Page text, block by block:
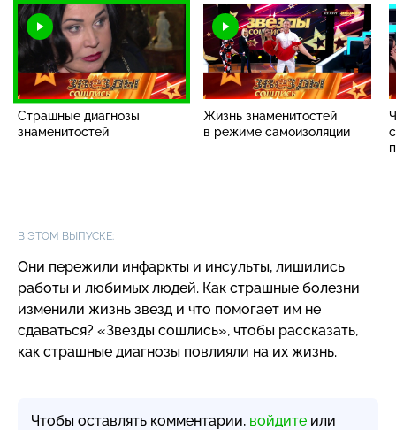
Страшные диагнозы
знаменитостей
Жизнь знаменитостей
в режиме самоизоляции
В ЭТОМ ВЫПУСКЕ:
Они пережили инфаркты и инсульты, лишились
работы и любимых людей. Как страшные болезни
изменили жизнь звезд и что помогает им не
сдаваться? «Звезды сошлись», чтобы рассказать,
как страшные диагнозы повлияли на их жизнь.
Чтобы оставлять комментарии, войдите или